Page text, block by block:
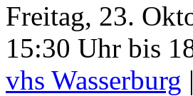
Freitag, 23.
15:30 Uhr bis
vhs Wasserburg |